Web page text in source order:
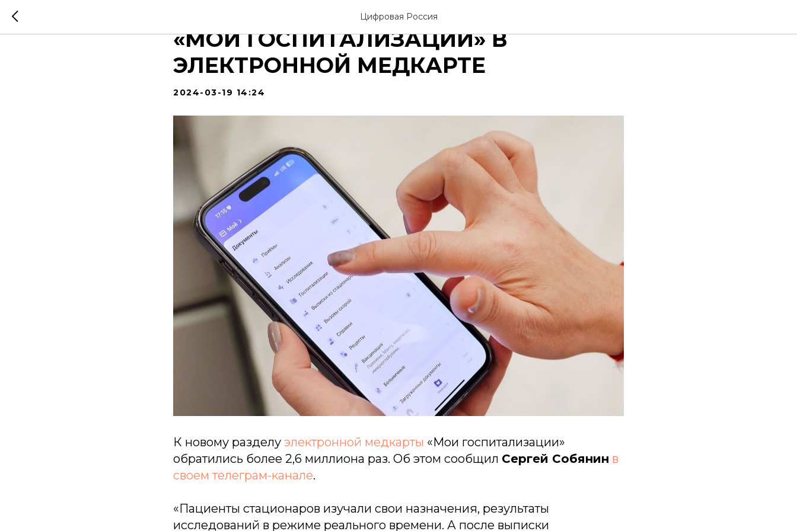
Цифровая Россия
МЭР МОСКВЫ РАССКАЗАЛ О РАЗДЕЛЕ
«МОИ ГОСПИТАЛИЗАЦИИ» В
ЭЛЕКТРОННОЙ МЕДКАРТЕ
2024-03-19 14:24
К новому разделу электронной медкарты «Мои госпитализации»
обратились более 2,6 миллиона раз. Об этом сообщил Сергей Собянин в
своем телеграм-канале.
«Пациенты стационаров изучали свои назначения, результаты
исследований в режиме реального времени. А после выписки